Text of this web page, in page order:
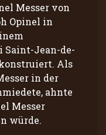
Messer von
Opinel in
Saint-Jean-de-
Als
in der
ahnte
Messer
würde.